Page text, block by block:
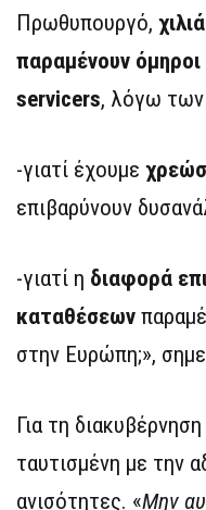
Πρωθυπουργό,
παραμένουν
servicers, λόγω των
-γιατί έχουμε
επιβαρύνουν
-γιατί η διαφορά
καταθέσεων
στην Ευρώπη;»,
Για τη
ταυτισμένη με την
ανισότητες. «Μην